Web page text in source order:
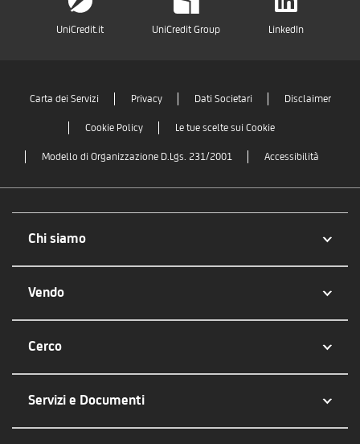
UniCredit.it UniCredit Group LinkedIn
Carta dei Servizi Privacy Dati Societari Disclaimer
Cookie Policy Le tue scelte sui Cookie
Modello di Organizzazione D.Lgs. 231/2001 Accessibilità
Chi siamo
Vendo
Cerco
Servizi e Documenti